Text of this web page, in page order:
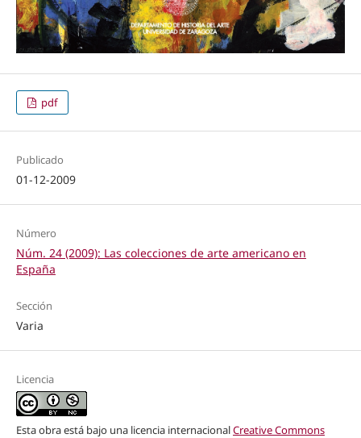
pdf
Publicado
01-12-2009
Número
Núm. 24 (2009): Las colecciones de arte americano en
España
Sección
Varia
Licencia
Esta obra está bajo una licencia internacionalCreative Commons